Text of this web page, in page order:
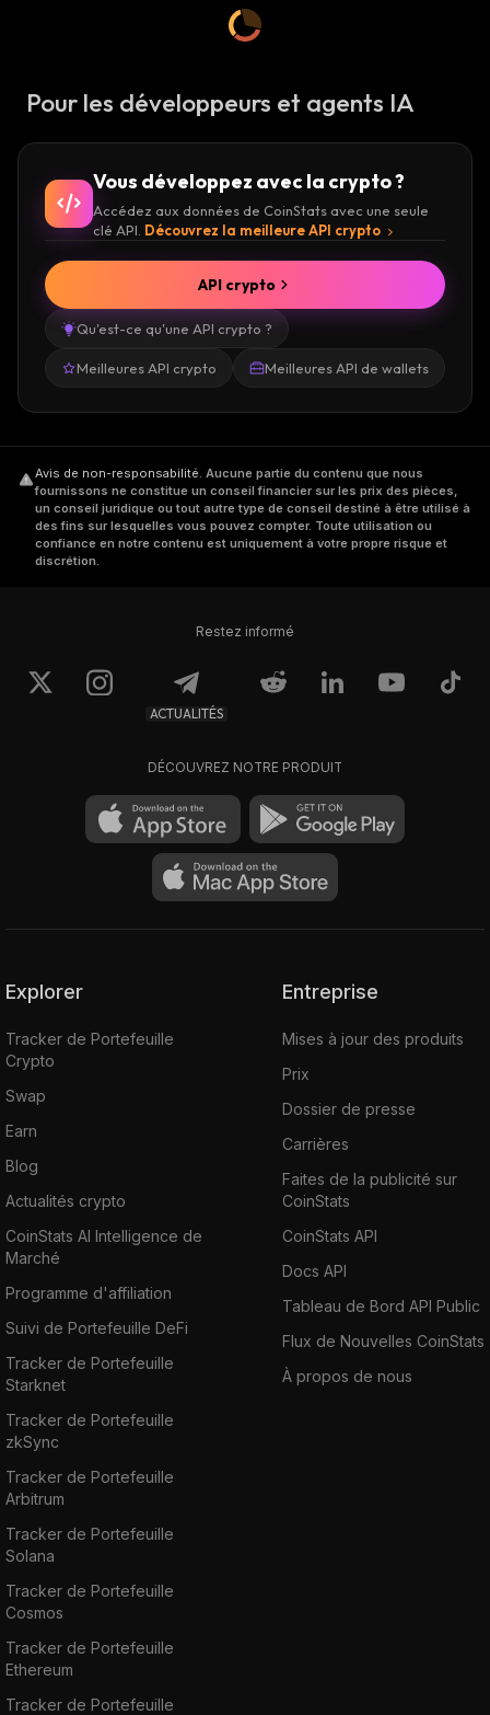
Pour les développeurs et agents IA
Vous développez avec la crypto ?
Accédez aux données de CoinStats avec une seule
clé API. Découvrez la meilleure API crypto
Qu'est-ce qu'une API crypto ?
Meilleures API crypto Meilleures API de wallets
API crypto
Avis de non-responsabilité. Aucune partie du contenu que nous
fournissons ne constitue un conseil financier sur les prix des pièces,
un conseil juridique ou tout autre type de conseil destiné à être utilisé à
des fins sur lesquelles vous pouvez compter. Toute utilisation ou
confiance en notre contenu est uniquement à votre propre risque et
discrétion.
Restez informé
ACTUALITÉS
DÉCOUVREZ NOTRE PRODUIT
Explorer
Tracker de Portefeuille
Crypto
Swap
Earn
Blog
Actualités crypto
CoinStats AI Intelligence de
Marché
Programme d'affiliation
Suivi de Portefeuille DeFi
Tracker de Portefeuille
Starknet
Tracker de Portefeuille
zkSync
Tracker de Portefeuille
Arbitrum
Tracker de Portefeuille
Solana
Tracker de Portefeuille
Cosmos
Tracker de Portefeuille
Ethereum
Tracker de Portefeuille
Entreprise
Mises à jour des produits
Prix
Dossier de presse
Carrières
Faites de la publicité sur
CoinStats
CoinStats API
Docs API
Tableau de Bord API Public
Flux de Nouvelles CoinStats
À propos de nous